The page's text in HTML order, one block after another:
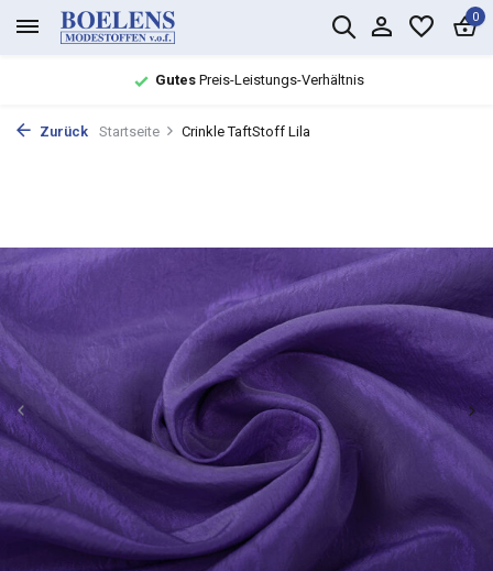
0
GutesPreis-Leistungs-Verhältnis
Zurück Startseite Crinkle TaftStoff Lila